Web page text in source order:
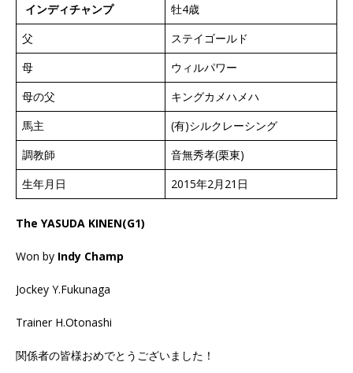
インディチャンプ
牡4歳
父
ステイゴールド
母
ウィルパワー
母の父
キングカメハメハ
馬主
(有)シルクレーシング
調教師
音無秀孝(栗東)
生年月日
2015年2月21日
The YASUDA KINEN(G1)
Won by Indy Champ
Jockey Y.Fukunaga
Trainer H.Otonashi
関係者の皆様おめでとうございました！